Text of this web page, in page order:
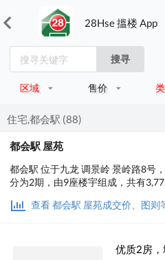
28Hse 搵楼 App
搜寻
区域 售价
住宅,都会駅 (88)
都会駅 屋苑
都会駅 位于九龙 调景岭 景岭路8号
分为2期，由9座楼宇组成，共有
运动设施、娱乐设施、餐饮设施、
查看 都会駅 屋苑成交价、图则
优质2房